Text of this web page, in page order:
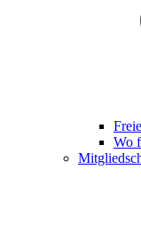
Wo